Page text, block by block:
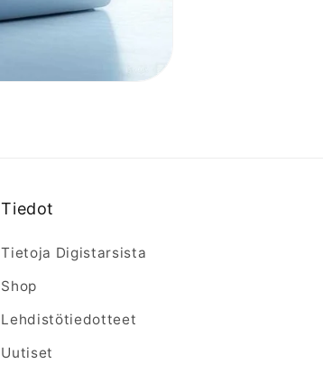
Tiedot
Tietoja Digistarsista
Shop
Lehdistötiedotteet
Uutiset